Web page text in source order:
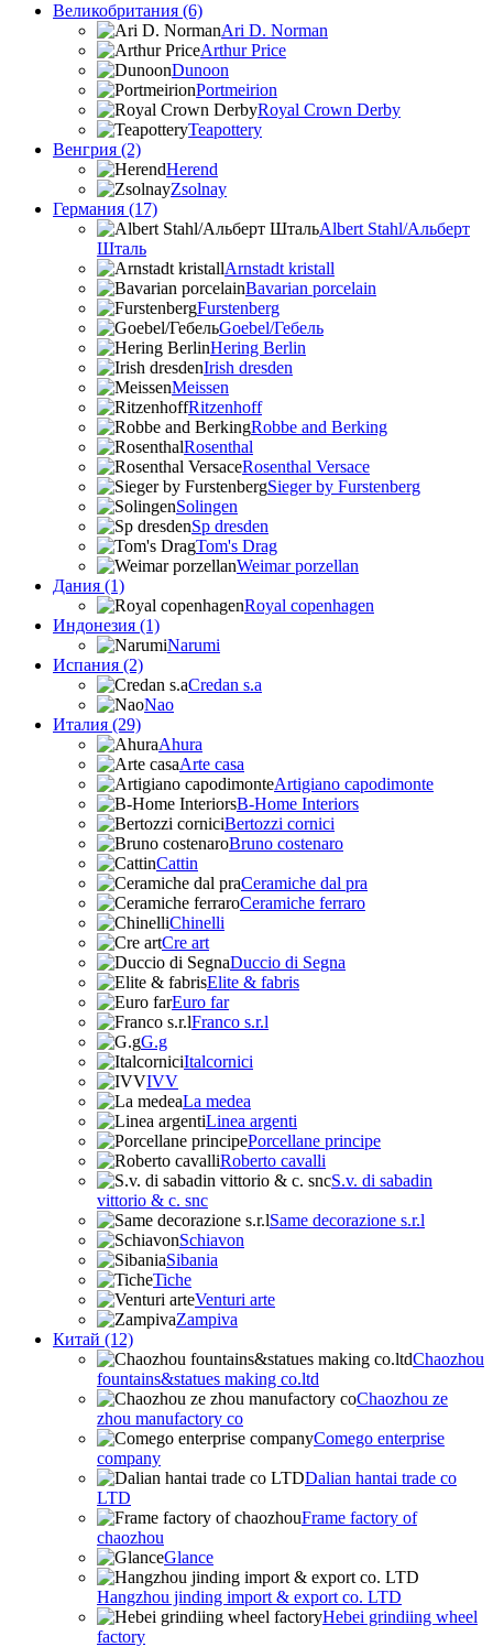
Великобритания (6)
Ari D. Norman
Arthur Price
Dunoon
Portmeirion
Royal Crown Derby
Teapottery
Венгрия (2)
Herend
Zsolnay
Германия (17)
Albert Stahl/Альбеpт
Шталь
Arnstadt kristall
Bavarian porcelain
Furstenberg
Goebel/Гебель
Hering Berlin
Irish dresden
Meissen
Ritzenhoff
Robbe and Berking
Rosenthal
Rosenthal Versace
Sieger by Furstenberg
Solingen
Sp dresden
Tom's Drag
Weimar porzellan
Дания (1)
Royal copenhagen
Индонезия (1)
Narumi
Испания (2)
Credan s.a
Nao
Италия (29)
Ahura
Arte casa
Artigiano capodimonte
B-Home Interiors
Bertozzi cornici
Bruno costenaro
Cattin
Ceramiche dal pra
Ceramiche ferraro
Chinelli
Cre art
Duccio di Segna
Elite & fabris
Euro far
Franco s.r.l
G.g
Italcornici
IVV
La medea
Linea argenti
Porcellane principe
Roberto cavalli
S.v. di sabadin
vittorio & c. snc
Same decorazione s.r.l
Schiavon
Sibania
Tiche
Venturi arte
Zampiva
Китай (12)
Chaozhou
fountains&statues making co.ltd
Chaozhou ze
zhou manufactory co
Comego enterprise
company
Dalian hantai trade co
LTD
Frame factory of
chaozhou
Glance
Hangzhou jinding import & export co. LTD
Hebei grindiing wheel
factory